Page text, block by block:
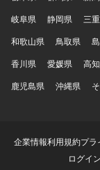
岐阜県
静岡県 三
和歌山県
鳥取県
香川県
愛媛県 高
鹿児島県
沖縄県
企業情報利用規約プラ
ログイン